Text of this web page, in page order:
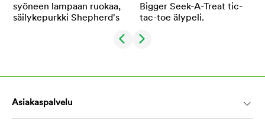
Asiakaspalvelu